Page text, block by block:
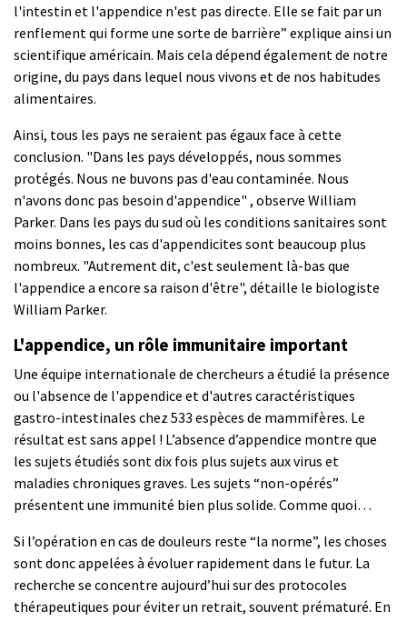
l'intestin et l'appendice n'est pas directe. Elle se fait par un
renflement qui forme une sorte de barrière” explique ainsi un
scientifique américain. Mais cela dépend également de notre
origine, du pays dans lequel nous vivons et de nos habitudes
alimentaires.
Ainsi, tous les pays ne seraient pas égaux face à cette
conclusion. "Dans les pays développés, nous sommes
protégés. Nous ne buvons pas d'eau contaminée. Nous
n'avons donc pas besoin d'appendice" , observe William
Parker. Dans les pays du sud où les conditions sanitaires sont
moins bonnes, les cas d'appendicites sont beaucoup plus
nombreux. "Autrement dit, c'est seulement là-bas que
l'appendice a encore sa raison d'être", détaille le biologiste
William Parker.
L'appendice, un rôle immunitaire important
Une équipe internationale de chercheurs a étudié la présence
ou l'absence de l'appendice et d'autres caractéristiques
gastro-intestinales chez 533 espèces de mammifères. Le
résultat est sans appel ! L’absence d’appendice montre que
les sujets étudiés sont dix fois plus sujets aux virus et
maladies chroniques graves. Les sujets “non-opérés”
présentent une immunité bien plus solide. Comme quoi…
Si l’opération en cas de douleurs reste “la norme”, les choses
sont donc appelées à évoluer rapidement dans le futur. La
recherche se concentre aujourd’hui sur des protocoles
thérapeutiques pour éviter un retrait, souvent prématuré. En